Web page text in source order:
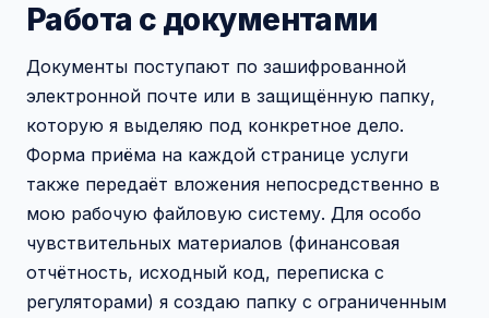
Работа с документами
Документы поступают по зашифрованной
электронной почте или в защищённую папку,
которую я выделяю под конкретное дело.
Форма приёма на каждой странице услуги
также передаёт вложения непосредственно в
мою рабочую файловую систему. Для особо
чувствительных материалов (финансовая
отчётность, исходный код, переписка с
регуляторами) я создаю папку с ограниченным